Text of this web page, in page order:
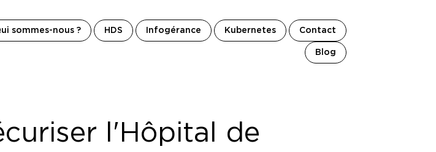
sommes-nous ? HDS Infogérance Kubernetes Contact
Blog
l'Hôpital de